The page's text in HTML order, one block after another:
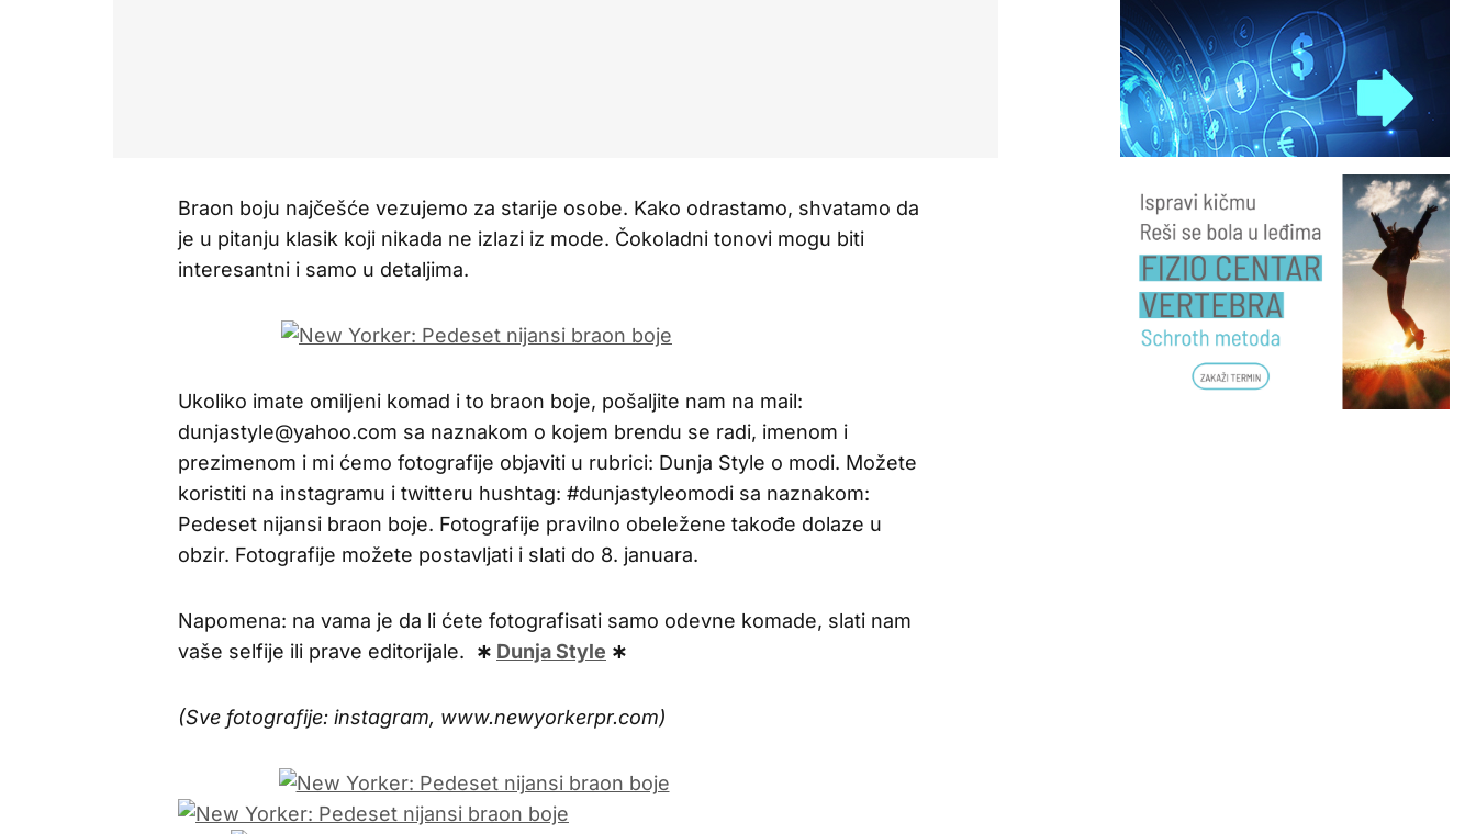
Braon boju najčešće vezujemo za starije osobe. Kako odrastamo, shvatamo da
je u pitanju klasik koji nikada ne izlazi iz mode. Čokoladni tonovi mogu biti
interesantni i samo u detaljima.
Ukoliko imate omiljeni komad i to braon boje, pošaljite nam na mail:
dunjastyle@yahoo.com sa naznakom o kojem brendu se radi, imenom i
prezimenom i mi ćemo fotografije objaviti u rubrici: Dunja Style o modi. Možete
koristiti na instagramu i twitteru hushtag: #dunjastyleomodi sa naznakom:
Pedeset nijansi braon boje. Fotografije pravilno obeležene takođe dolaze u
obzir. Fotografije možete postavljati i slati do 8. januara.
Napomena: na vama je da li ćete fotografisati samo odevne komade, slati nam
vaše selfije ili prave editorijale. ∗ Dunja Style ∗
(Sve fotografije: instagram, www.newyorkerpr.com)